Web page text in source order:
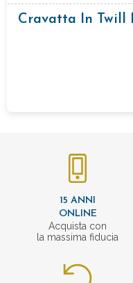
Cravatta In Twill
15 ANNI
ONLINE
Acquista con
la massima fiducia